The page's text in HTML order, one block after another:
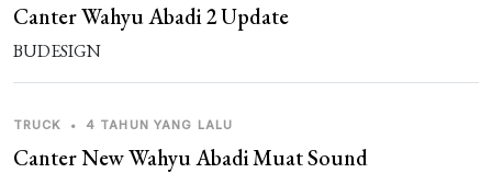
Canter Wahyu Abadi 2 Update
BUDESIGN
TRUCK • 4 TAHUN YANG LALU
Canter New Wahyu Abadi Muat Sound